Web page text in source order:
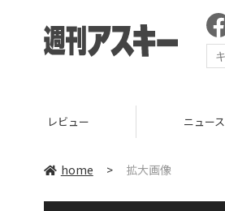
レビュー ニュース
home > 拡大画像